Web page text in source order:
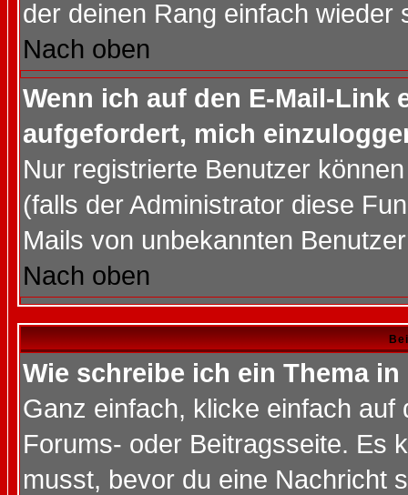
der deinen Rang einfach wieder
Nach oben
Wenn ich auf den E-Mail-Link
aufgefordert, mich
Nur registrierte Benutzer
(falls der Administrator diese
Mails von unbekannten
Nach oben
Wie schreibe ich ein Thema
Ganz einfach, klicke einfach
Forums- oder Beitragsseite. Es
musst, bevor du eine Nachricht